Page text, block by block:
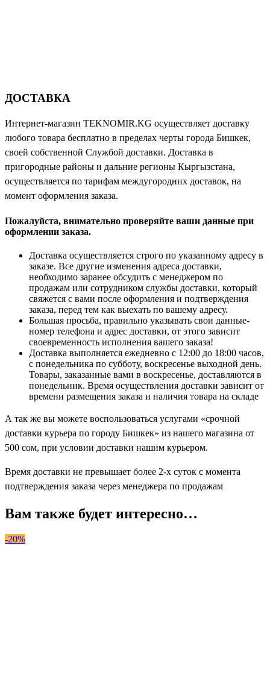
ДОСТАВКА
Интернет-магазин TEKNOMIR.KG осуществляет доставку
любого товара бесплатно в пределах черты города Бишкек,
своей собственной Службой доставки. Доставка в
пригородные районы и дальние регионы Кыргызстана,
осуществляется по тарифам междугородних доставок, на
момент оформления заказа.
Пожалуйста, внимательно проверяйте ваши данные при
оформлении заказа.
Доставка осуществляется строго по указанному адресу в
заказе. Все другие изменения адреса доставки,
необходимо заранее обсудить с менеджером по
продажам или сотрудником службы доставки, который
свяжется с вами после оформления и подтверждения
заказа, перед тем как выехать по вашему адресу.
Большая просьба, правильно указывать свои данные-
номер телефона и адрес доставки, от этого зависит
своевременность исполнения вашего заказа!
Доставка выполняется ежедневно с 12:00 до 18:00 часов,
с понедельника по субботу, воскресенье выходной день.
Товары, заказанные вами в воскресенье, доставляются в
понедельник. Время осуществления доставки зависит от
времени размещения заказа и наличия товара на складе
А так же вы можете воспользоваться услугами «срочной
доставки курьера по городу Бишкек» из нашего магазина от
500 cом, при условии доставки нашим курьером.
Время доставки не превышает более 2-х суток с момента
подтверждения заказа через менеджера по продажам
Вам также будет интересно…
-20%